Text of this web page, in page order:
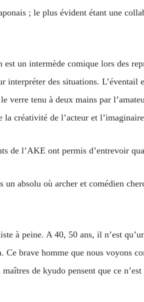
; le plus évident étant une
un intermède comique lors des
interpréter des situations.
tenu à deux mains par
créativité de l’acteur et
de l’AKE ont permis d’entrevoir
un absolu où archer et comédien
à peine. A 40, 50 ans, il n’est
brave homme que nous voyons
de kyudo pensent que ce